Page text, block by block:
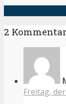
2
Freitag,